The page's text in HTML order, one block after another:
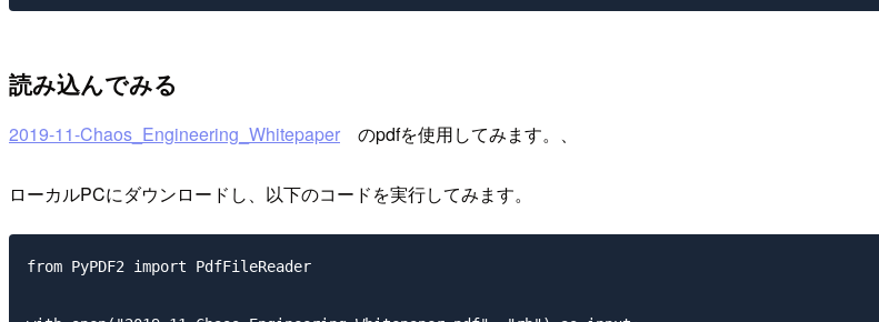
読み込んでみる
2019-11-Chaos_Engineering_Whitepaper のpdfを使用してみます。、
ローカルPCにダウンロードし、以下のコードを実行してみます。
from PyPDF2 import PdfFileReader